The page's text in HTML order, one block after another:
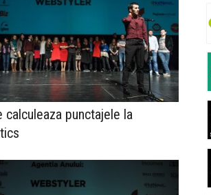
calculeaza punctajele la